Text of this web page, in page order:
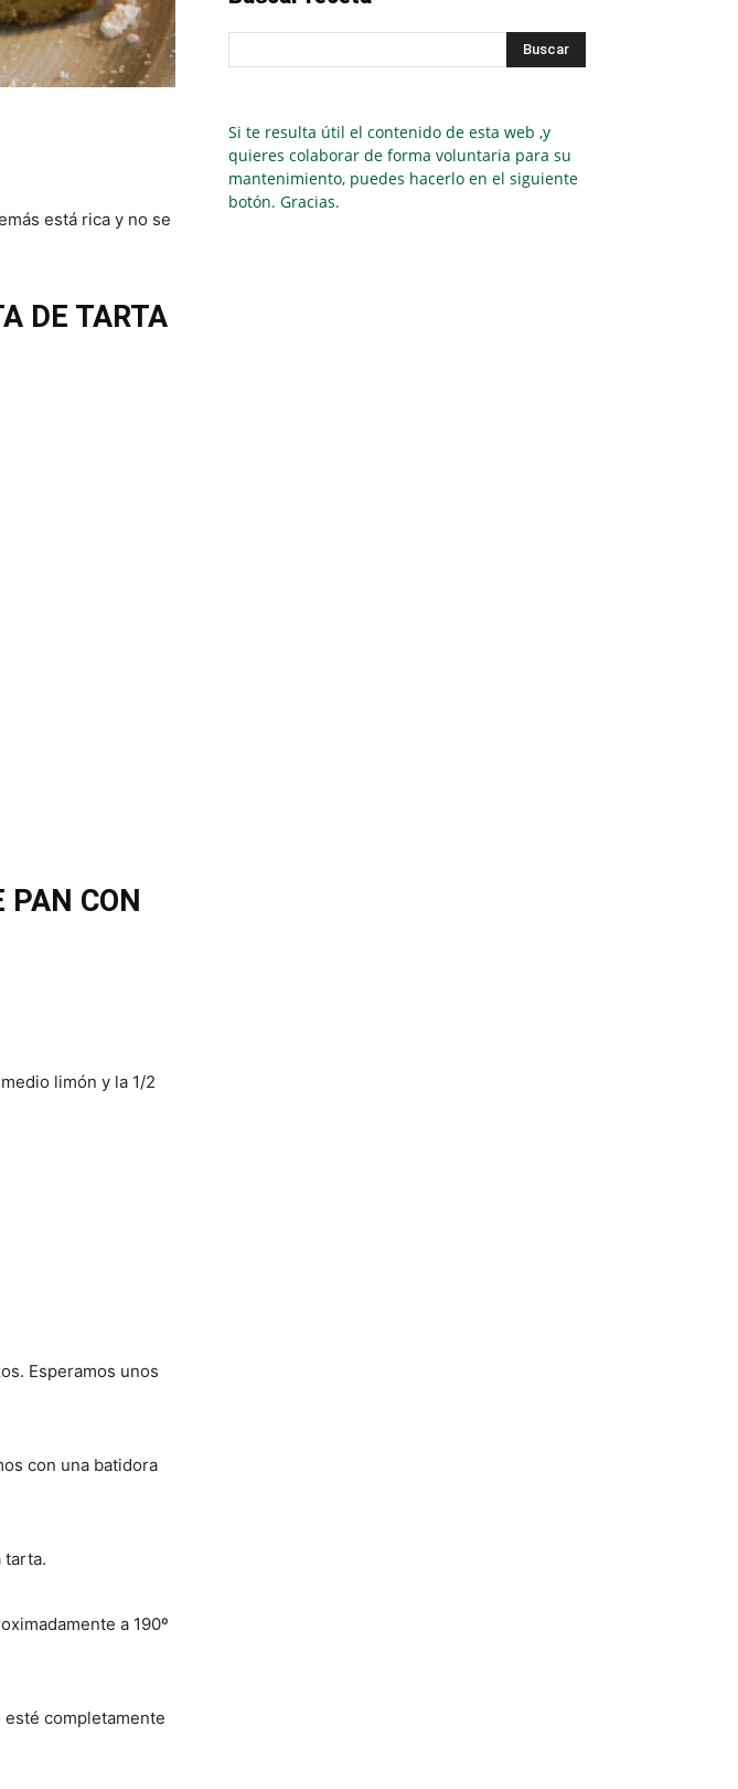
está rica y no se
DE TARTA
PAN CON
limón y la 1/2
Esperamos unos
con una batidora
tarta.
a 190º
esté completamente
Si te resulta útil el contenido de esta web ,y
quieres colaborar de forma voluntaria para su
mantenimiento, puedes hacerlo en el siguiente
botón. Gracias.